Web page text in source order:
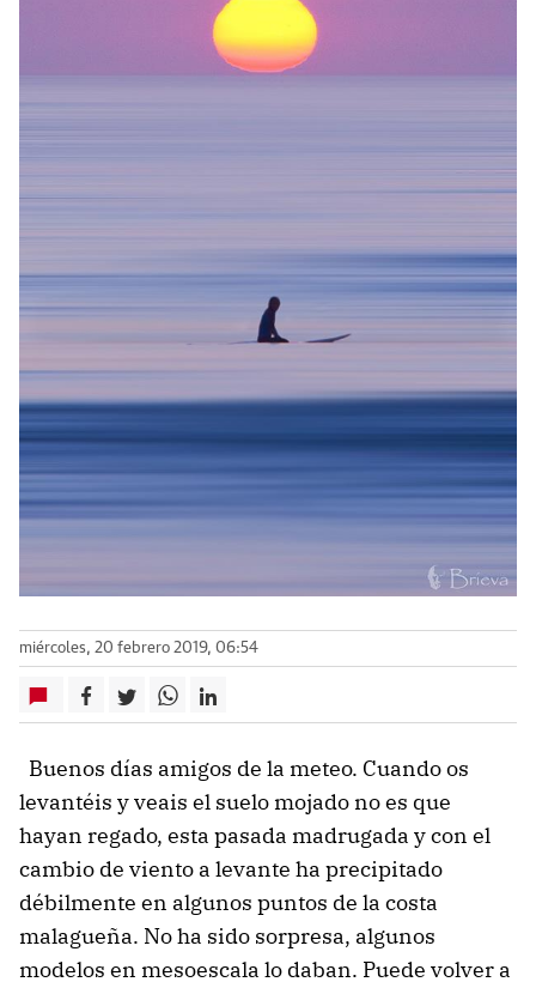
miércoles, 20 febrero 2019, 06:54
Buenos días amigos de la meteo. Cuando os
levantéis y veais el suelo mojado no es que
hayan regado, esta pasada madrugada y con el
cambio de viento a levante ha precipitado
débilmente en algunos puntos de la costa
malagueña. No ha sido sorpresa, algunos
modelos en mesoescala lo daban. Puede volver a